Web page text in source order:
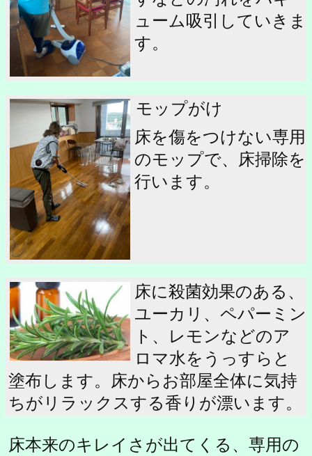
ューム吸引していきま
す。
モップがけ
床を傷をつけない専用
のモップで、床掃除を
行います。
床に殺菌効果のある、
ユーカリ、ペパーミン
ト、レモンなどのア
ロマ水をうっすらと
塗布します。床からお部屋全体に気持
ちがリラックスする香りが漂います。
床本来のキレイさが出てくる、専用の